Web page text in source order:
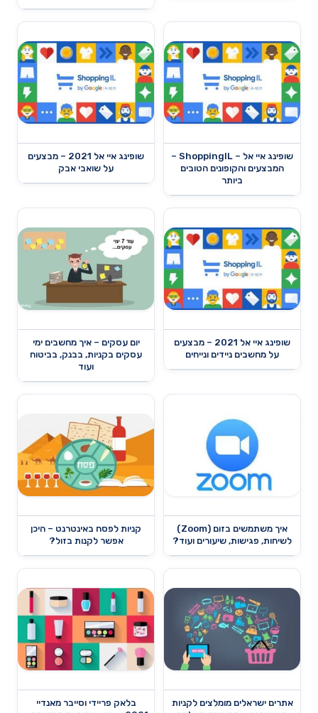
שופינג איי אל – ShoppingIL –
המבצעים והקופונים הטובים
ביותר
שופינג איי אל 2021 – מבצעים
על שואבי אבק
שופינג איי אל 2021 – מבצעים
על מחשבים ניידים ונייחים
יום עסקים – איך מחשבים ימי
עסקים בקניות, בבנק, בביטוח
ועוד
איך משתמשים בזום (Zoom)
לשיחות, פגישות, שיעורים ועוד?
קניות לפסח באינטרנט – היכן
אפשר לקנות בזול?
אתרים ישראלים מומלצים לקניות
בלאק פריידי וסייבר מאנדיי